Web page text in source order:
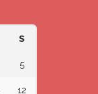
S
5
12